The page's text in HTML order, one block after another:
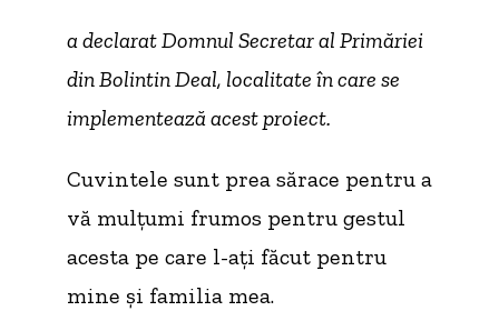
a declarat Domnul Secretar al Primăriei
din Bolintin Deal, localitate în care se
implementează acest proiect.
Cuvintele sunt prea sărace pentru a
vă mulțumi frumos pentru gestul
acesta pe care l-ați făcut pentru
mine și familia mea.